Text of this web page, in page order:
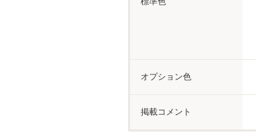
オプション色
掲載コメント